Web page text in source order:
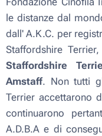
le distanze dal
dall' A.K.C. per
Staffordshire
Staffordshire
Amstaff. Non tutti
Terrier accettarono
continuarono
A.D.B.A e di